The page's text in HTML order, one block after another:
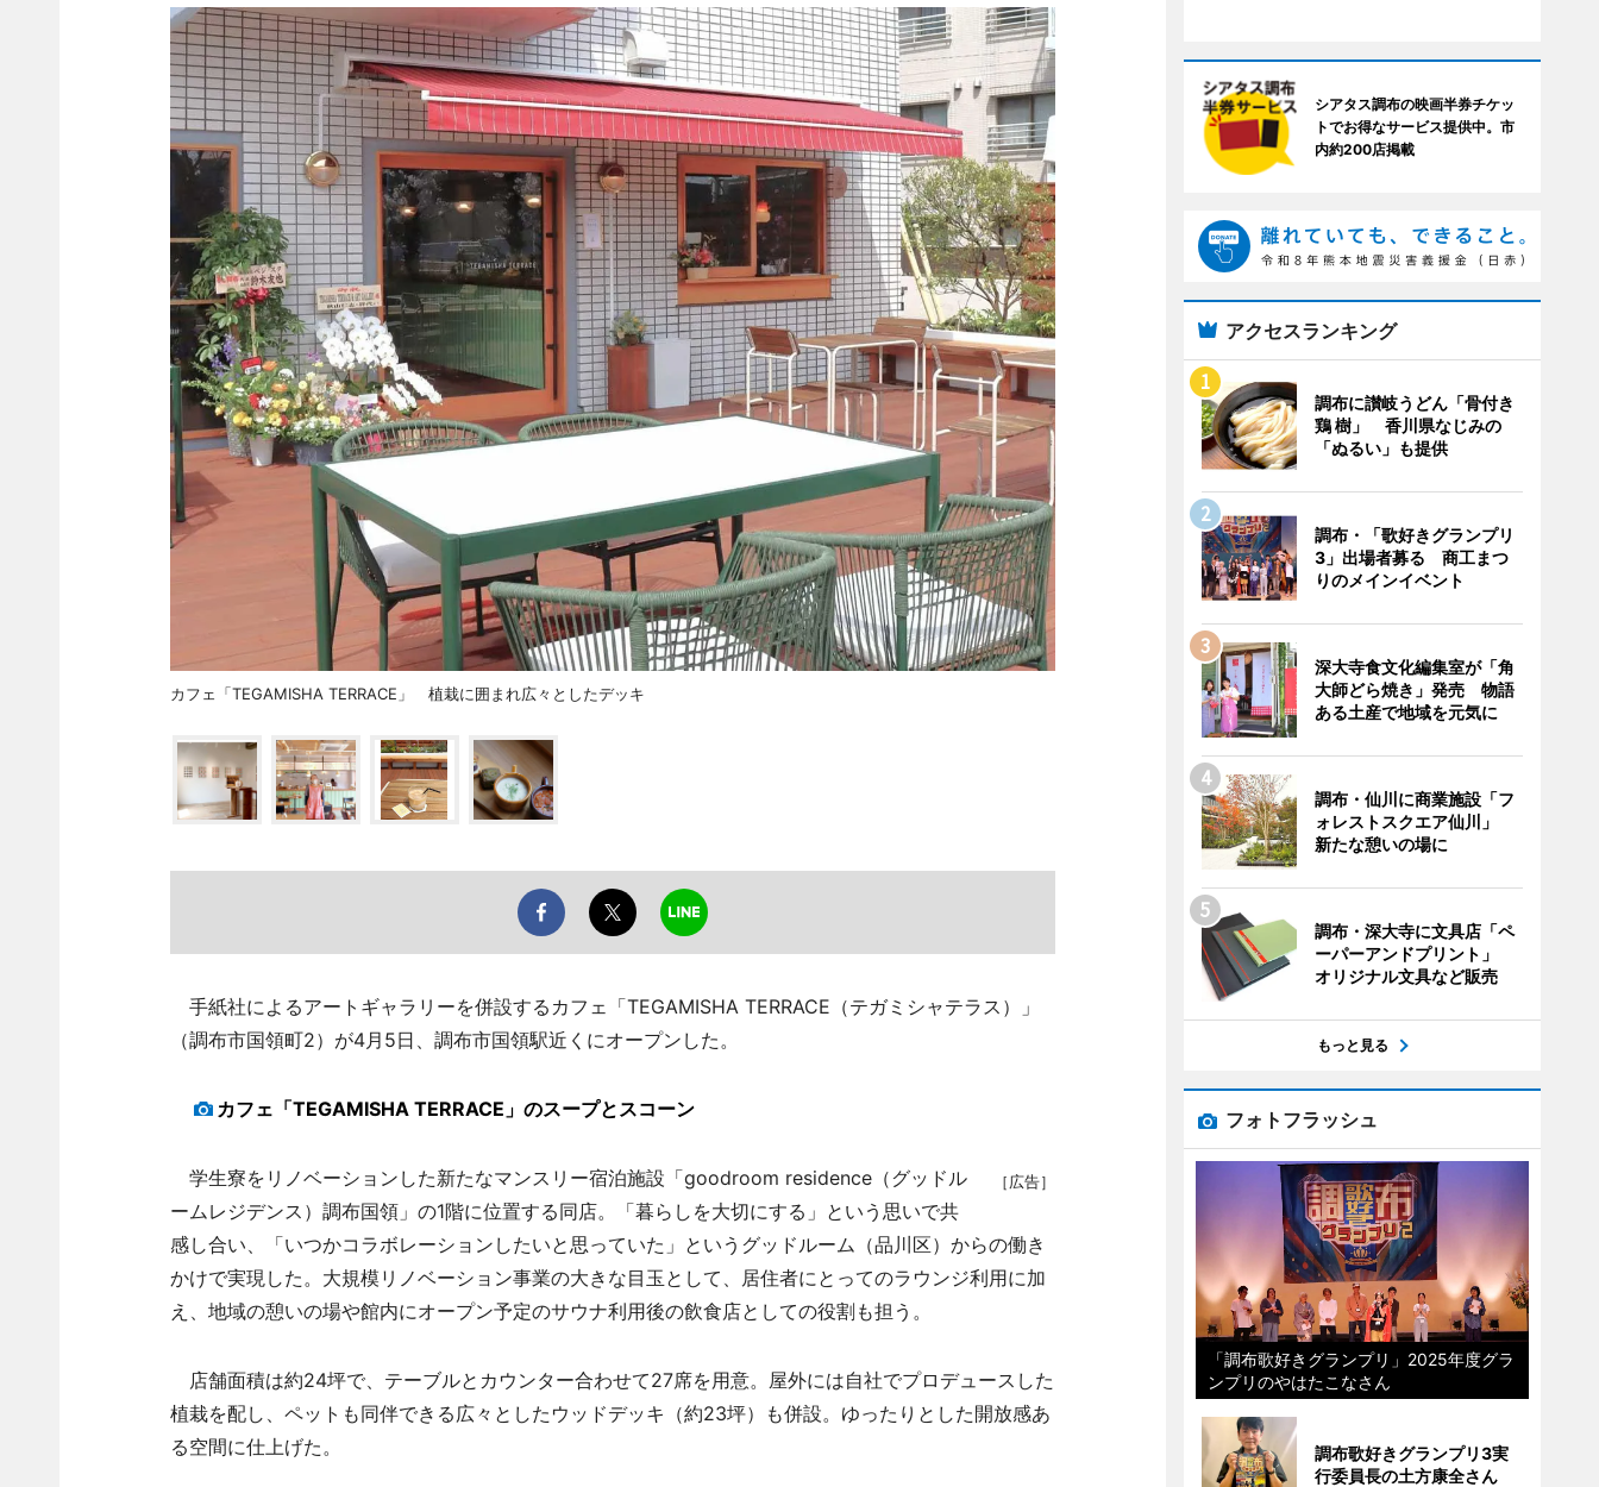
カフェ「TEGAMISHA TERRACE」 植栽に囲まれ広々としたデッキ
手紙社によるアートギャラリーを併設するカフェ「TEGAMISHA TERRACE（テガミシャテラス）」
（調布市国領町2）が4月5日、調布市国領駅近くにオープンした。
カフェ「TEGAMISHA TERRACE」のスープとスコーン
［広告］
学生寮をリノベーションした新たなマンスリー宿泊施設「goodroom residence（グッドル
ームレジデンス）調布国領」の1階に位置する同店。「暮らしを大切にする」という思いで共
感し合い、「いつかコラボレーションしたいと思っていた」というグッドルーム（品川区）からの働き
かけで実現した。大規模リノベーション事業の大きな目玉として、居住者にとってのラウンジ利用に加
え、地域の憩いの場や館内にオープン予定のサウナ利用後の飲食店としての役割も担う。
店舗面積は約24坪で、テーブルとカウンター合わせて27席を用意。屋外には自社でプロデュースした
植栽を配し、ペットも同伴できる広々としたウッドデッキ（約23坪）も併設。ゆったりとした開放感あ
る空間に仕上げた。
シアタス調布の映画半券チケッ
トでお得なサービス提供中。市
内約200店掲載
アクセスランキング
調布に讃岐うどん「骨付き
鶏 樹」 香川県なじみの
「ぬるい」も提供
調布・「歌好きグランプリ
3」出場者募る 商工まつ
りのメインイベント
深大寺食文化編集室が「角
大師どら焼き」発売 物語
ある土産で地域を元気に
調布・仙川に商業施設「フ
ォレストスクエア仙川」
新たな憩いの場に
調布・深大寺に文具店「ペ
ーパーアンドプリント」
オリジナル文具など販売
もっと見る
フォトフラッシュ
「調布歌好きグランプリ」2025年度グラ
ンプリのやはたこなさん
調布歌好きグランプリ3実
行委員長の土方康全さん